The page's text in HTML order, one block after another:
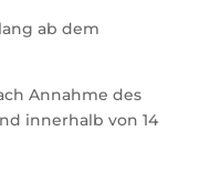
ab dem
Annahme des
innerhalb von 14